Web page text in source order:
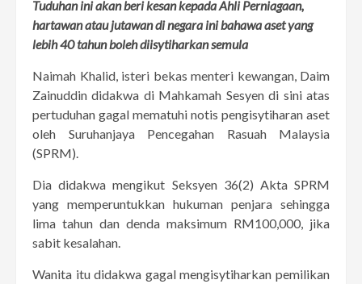
Tuduhan ini akan beri kesan kepada Ahli Perniagaan,
hartawan atau jutawan di negara ini bahawa aset yang
lebih 40 tahun boleh diisytiharkan semula
Naimah Khalid, isteri bekas menteri kewangan, Daim
Zainuddin didakwa di Mahkamah Sesyen di sini atas
pertuduhan gagal mematuhi notis pengisytiharan aset
oleh Suruhanjaya Pencegahan Rasuah Malaysia
(SPRM).
Dia didakwa mengikut Seksyen 36(2) Akta SPRM
yang memperuntukkan hukuman penjara sehingga
lima tahun dan denda maksimum RM100,000, jika
sabit kesalahan.
Wanita itu didakwa gagal mengisytiharkan pemilikan